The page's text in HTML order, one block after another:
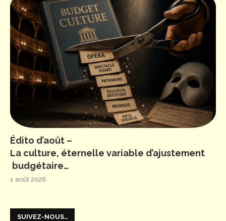
Édito d’août –
La culture, éternelle variable d’ajustement
budgétaire…
1 août 2026
SUIVEZ-NOUS…